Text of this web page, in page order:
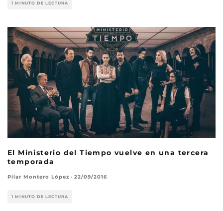
1 MINUTO DE LECTURA
El Ministerio del Tiempo vuelve en una tercera
temporada
Pilar Montero López · 22/09/2016
1 MINUTO DE LECTURA